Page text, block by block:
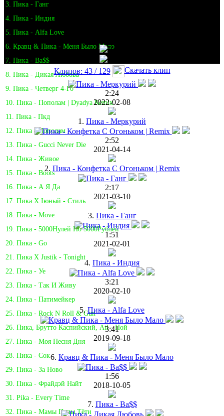
3. Пика - Ганг
4. Пика - Индия
5. Пика - Alfa Love
6. Кравц & Пика - Меня Было Мало
7. Пика - Ba$$
8. Пика - Дикая Любовь
9. Пика - Четверг 4-Го
10. Пика - Пополам | Dyadya Remix
11. Пика - Пкд
12. Пика - Пополам
13. Пика - Gucci Never Die
14. Пика - Живое
15. Пика - Boots
16. Пика - А Я Да
17. Пика Х Iюный - Стиль
18. Пика - Move
19. Пика - 5000Нулей По 5000Рублей
20. Пика - Go
21. Пика X Justik - Tonight
22. Пика - Уе
23. Пика - Так И Живу
24. Пика - Патимейкер
25. Пика - Rock N Roll & Gun
26. Пика, Брутто Каспийский, Atl - Ной
27. Пика - Моя Песня Дня
28. Пика - Сок
29. Пика - За Ново
30. Пика - Фрайдэй Найт
31. Pika - Every Time
32. Пика - Мамы Папы Тёти
Клипов: 43 / 129 Скачать клип
2:24
2022-02-08
1. Пика - Меркурий
2:52
2021-04-14
2. Пика - Конфетка С Огоньком | Remix
2:17
2021-03-10
3. Пика - Ганг
1:51
2021-02-01
4. Пика - Индия
3:21
2020-02-10
5.Пика - Alfa Love
3:41
2019-09-18
6. Кравц & Пика - Меня Было Мало
1:56
2018-10-05
7. Пика - Ba$$